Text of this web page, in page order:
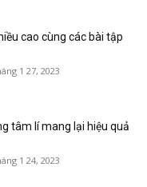
cao cùng các bài tập
1 27, 2023
tâm lí mang lại hiệu quả
1 24, 2023